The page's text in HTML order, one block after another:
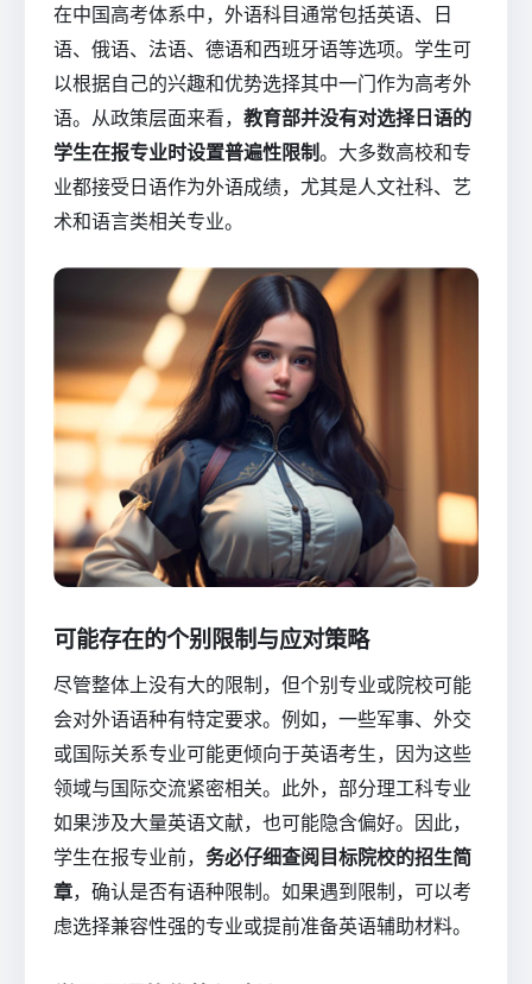
在中国高考体系中，外语科目通常包括英语、日
语、俄语、法语、德语和西班牙语等选项。学生可
以根据自己的兴趣和优势选择其中一门作为高考外
语。从政策层面来看， 教育部并没有对选择日语的
学生在报专业时设置普遍性限制。大多数高校和专
业都接受日语作为外语成绩，尤其是人文社科、艺
术和语言类相关专业。
可能存在的个别限制与应对策略
尽管整体上没有大的限制，但个别专业或院校可能
会对外语语种有特定要求。例如，一些军事、外交
或国际关系专业可能更倾向于英语考生，因为这些
领域与国际交流紧密相关。此外，部分理工科专业
如果涉及大量英语文献，也可能隐含偏好。因此，
学生在报专业前， 务必仔细查阅目标院校的招生简
章，确认是否有语种限制。如果遇到限制，可以考
虑选择兼容性强的专业或提前准备英语辅助材料。